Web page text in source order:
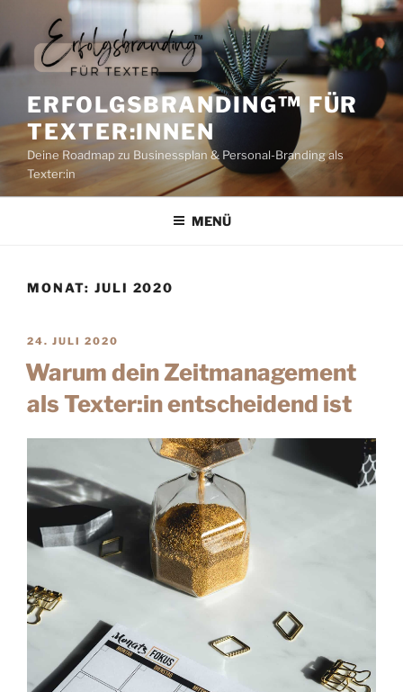
ERFOLGSBRANDING™️ FÜR
TEXTER:INNEN
Deine Roadmap zu Businessplan & Personal-Branding als
Texter:in
MENÜ
MONAT: JULI 2020
24. JULI 2020
Warum dein Zeitmanagement
als Texter:in entscheidend ist